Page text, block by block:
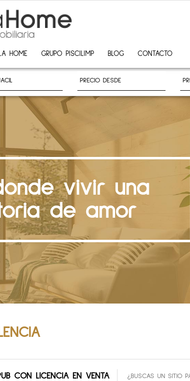
HOME GRUPO PISCILIMP BLOG CONTACTO
vivir una
de amor
CON LICENCIA EN VENTA
¿BUSCAS UN SITIO